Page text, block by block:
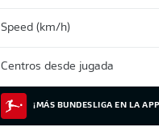
Speed (km/h)
Centros desde jugada
¡MÁS BUNDESLIGA EN LA